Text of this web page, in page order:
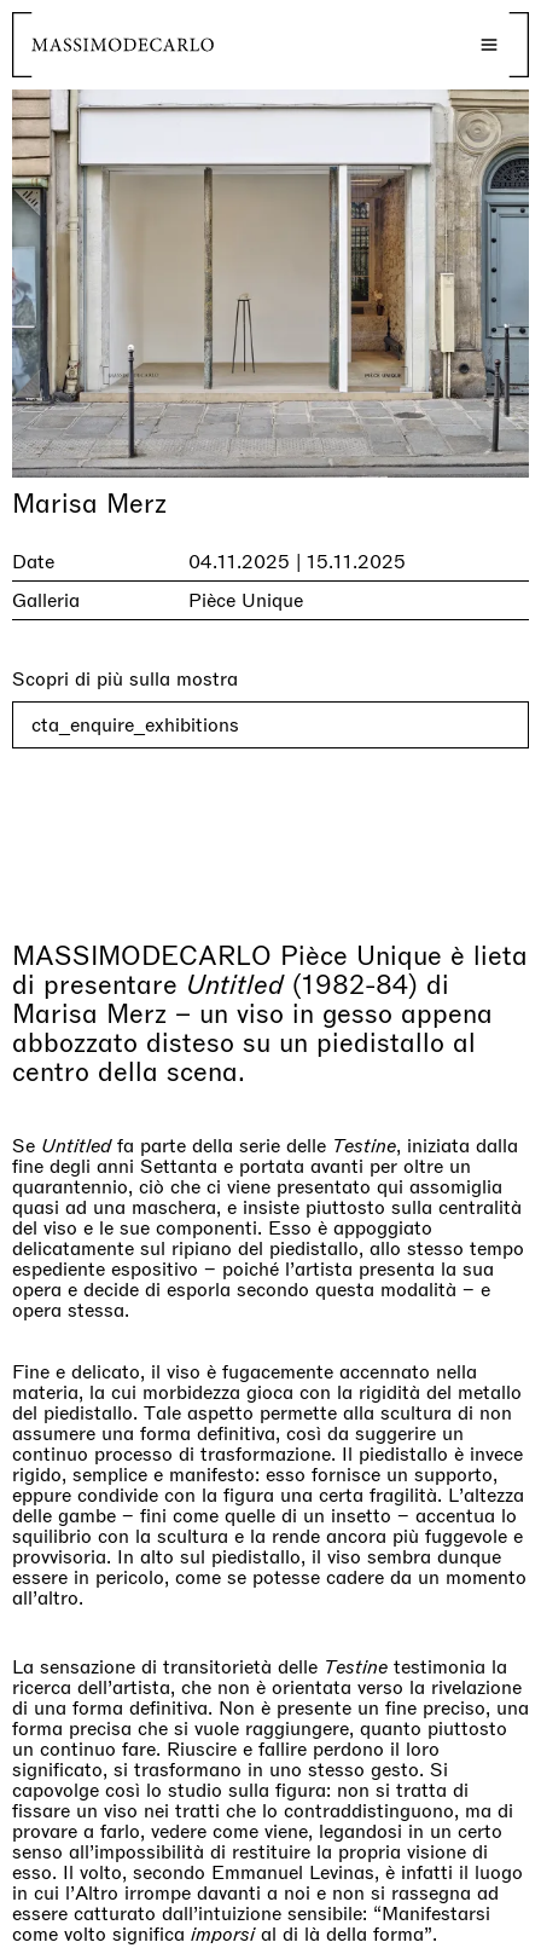
Marisa Merz
Date
04.11.2025 | 15.11.2025
Galleria
Pièce Unique
Scopri di più sulla mostra
cta_enquire_exhibitions
MASSIMODECARLO Pièce Unique è lieta
di presentare Untitled(1982-84) di
Marisa Merz – un viso in gesso appena
abbozzato disteso su un piedistallo al
centro della scena.
Se Untitledfa parte della serie delle Testine, iniziata dalla
fine degli anni Settanta e portata avanti per oltre un
quarantennio, ciò che ci viene presentato qui assomiglia
quasi ad una maschera, e insiste piuttosto sulla centralità
del viso e le sue componenti. Esso è appoggiato
delicatamente sul ripiano del piedistallo, allo stesso tempo
espediente espositivo – poiché l’artista presenta la sua
opera e decide di esporla secondo questa modalità – e
opera stessa.
Fine e delicato, il viso è fugacemente accennato nella
materia, la cui morbidezza gioca con la rigidità del metallo
del piedistallo. Tale aspetto permette alla scultura di non
assumere una forma definitiva, così da suggerire un
continuo processo di trasformazione. Il piedistallo è invece
rigido, semplice e manifesto: esso fornisce un supporto,
eppure condivide con la figura una certa fragilità. L’altezza
delle gambe – fini come quelle di un insetto – accentua lo
squilibrio con la scultura e la rende ancora più fuggevole e
provvisoria. In alto sul piedistallo, il viso sembra dunque
essere in pericolo, come se potesse cadere da un momento
all’altro.
La sensazione di transitorietà delle Testine testimonia la
ricerca dell’artista, che non è orientata verso la rivelazione
di una forma definitiva. Non è presente un fine preciso, una
forma precisa che si vuole raggiungere, quanto piuttosto
un continuo fare. Riuscire e fallire perdono il loro
significato, si trasformano in uno stesso gesto. Si
capovolge così lo studio sulla figura: non si tratta di
fissare un viso nei tratti che lo contraddistinguono, ma di
provare a farlo, vedere come viene, legandosi in un certo
senso all’impossibilità di restituire la propria visione di
esso. Il volto, secondo Emmanuel Levinas, è infatti il luogo
in cui l’Altro irrompe davanti a noi e non si rassegna ad
essere catturato dall’intuizione sensibile: “Manifestarsi
come volto significa imporsial di là della forma”.